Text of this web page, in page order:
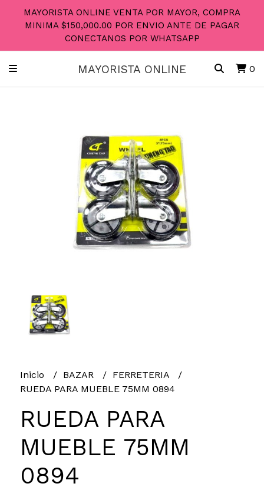
MAYORISTA ONLINE VENTA POR MAYOR, COMPRA
MINIMA $150,000.00 POR ENVIO ANTE DE PAGAR
CONECTANOS POR WHATSAPP
MAYORISTA ONLINE 0
Inicio BAZAR
FERRETERIA
RUEDA PARA MUEBLE 75MM 0894
RUEDA PARA
MUEBLE 75MM
0894